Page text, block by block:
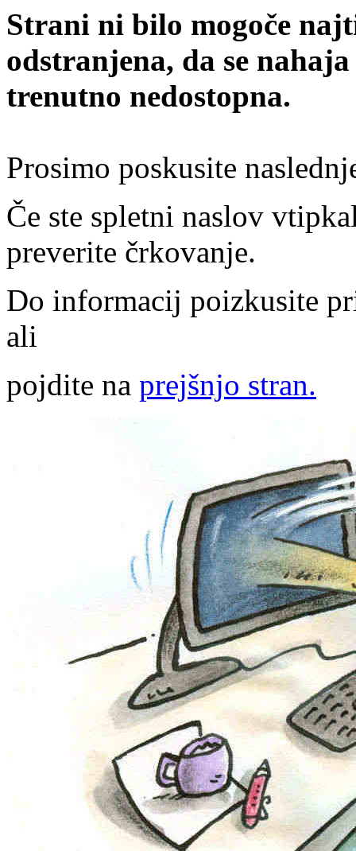
Strani ni bilo mogoče
odstranjena, da se
trenutno nedostopna.
Prosimo poskusite
Če ste spletni naslov
preverite črkovanje.
Do informacij poizkusite
ali
pojdite na prejšnjo stran.